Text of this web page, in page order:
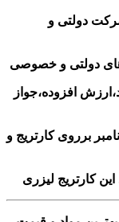
دولتی و
افزوده،جواز
برروی کارتریج و